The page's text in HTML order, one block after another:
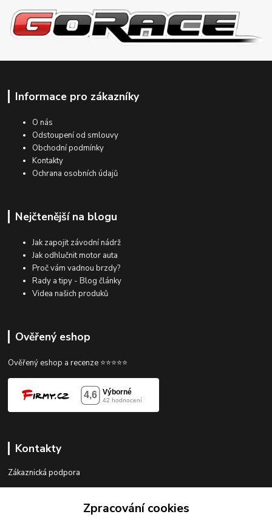
Informace pro zákazníky
O nás
Odstoupení od smlouvy
Obchodní podmínky
Kontakty
Ochrana osobních údajů
Nejčtenější na blogu
Jak zapojit závodní nádrž
Jak odhlučnit motor auta
Proč vám vadnou brzdy?
Rady a tipy - Blog články
Videa našich produků
Ověřený eshop
Ověřený eshop a recenze ⭐⭐⭐⭐⭐
Kontakty
Zákaznická podpora
Zpracování cookies